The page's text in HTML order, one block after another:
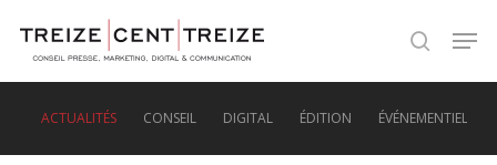
search
ACTUALITÉS CONSEIL DIGITAL ÉDITION ÉVÉNEMENTIEL